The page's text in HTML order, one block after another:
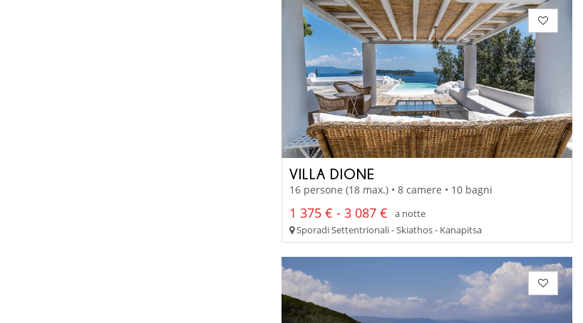
VILLA DIONE
16 persone (18 max.) • 8 camere • 10 bagni
1 375 € - 3 087 €
a notte
Sporadi Settentrionali - Skiathos - Kanapitsa